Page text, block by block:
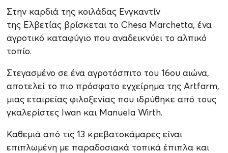
Στην καρδιά της κοιλάδας Ενγκαντίν
της Ελβετίας βρίσκεται το Chesa Marchetta, ένα
αγροτικό καταφύγιο που αναδεικνύει το αλπικό
τοπίο.
Στεγασμένο σε ένα αγροτόσπιτο του 16ου αιώνα,
αποτελεί το πιο πρόσφατο εγχείρημα της Artfarm,
μιας εταιρείας φιλοξενίας που ιδρύθηκε από τους
γκαλερίστες Iwan και Manuela Wirth.
Καθεμιά από τις 13 κρεβατοκάμαρες είναι
επιπλωμένη με παραδοσιακά τοπικά έπιπλα και